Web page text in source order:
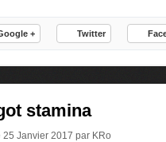
+ Twitter
stamina
25 Janvier 2017 par KRo